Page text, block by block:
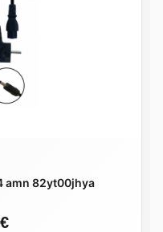
amn 82yt00jhya